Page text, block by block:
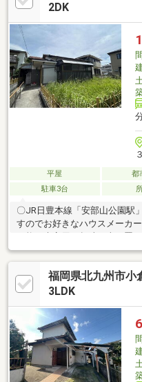
2DK
３
平屋 都
駐車3台
〇JR日豊本線「安部山公園駅
すのでお好きなハウスメーカ
るため、花粉の時期や急な雨
干せます！
福岡県北九州市小
3LDK